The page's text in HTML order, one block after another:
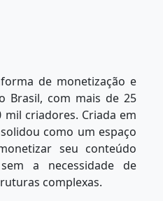
de monetização e
Brasil, com mais de 25
criadores. Criada em
como um espaço
seu conteúdo
a necessidade de
complexas.